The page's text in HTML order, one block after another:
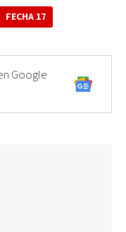
FECHA 17
Google